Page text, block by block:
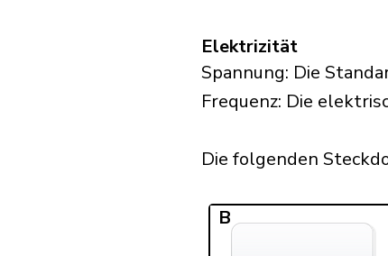
Elektrizität
Spannung: Die
Frequenz: Die
Die folgenden
B